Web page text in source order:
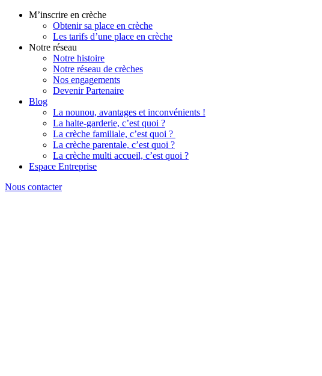
M’inscrire en crèche
Obtenir sa place en crèche
Les tarifs d’une place en crèche
Notre réseau
Notre histoire
Notre réseau de crèches
Nos engagements
Devenir Partenaire
Blog
La nounou, avantages et inconvénients !
La halte-garderie, c’est quoi ?
La crèche familiale, c’est quoi ?
La crèche parentale, c’est quoi ?
La crèche multi accueil, c’est quoi ?
Espace Entreprise
Nous contacter